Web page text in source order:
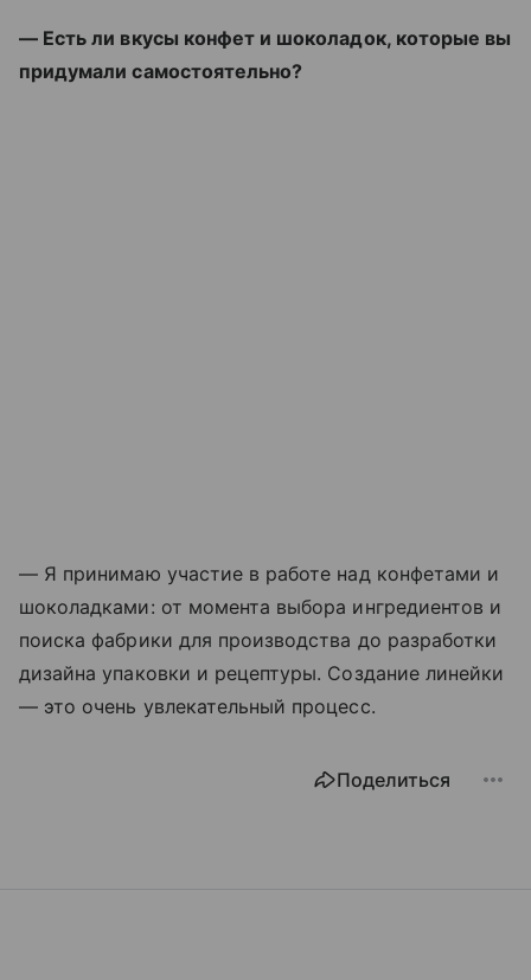
— Есть ли вкусы конфет и шоколадок, которые вы
придумали самостоятельно?
— Я принимаю участие в работе над конфетами и
шоколадками: от момента выбора ингредиентов и
поиска фабрики для производства до разработки
дизайна упаковки и рецептуры. Создание линейки
— это очень увлекательный процесс.
Поделиться